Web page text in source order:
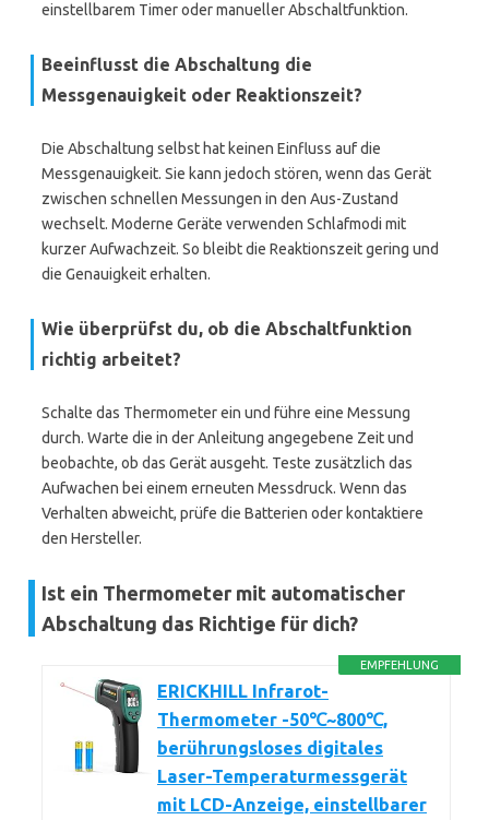
einstellbarem Timer oder manueller Abschaltfunktion.
Beeinflusst die Abschaltung die
Messgenauigkeit oder Reaktionszeit?
Die Abschaltung selbst hat keinen Einfluss auf die
Messgenauigkeit. Sie kann jedoch stören, wenn das Gerät
zwischen schnellen Messungen in den Aus-Zustand
wechselt. Moderne Geräte verwenden Schlafmodi mit
kurzer Aufwachzeit. So bleibt die Reaktionszeit gering und
die Genauigkeit erhalten.
Wie überprüfst du, ob die Abschaltfunktion
richtig arbeitet?
Schalte das Thermometer ein und führe eine Messung
durch. Warte die in der Anleitung angegebene Zeit und
beobachte, ob das Gerät ausgeht. Teste zusätzlich das
Aufwachen bei einem erneuten Messdruck. Wenn das
Verhalten abweicht, prüfe die Batterien oder kontaktiere
den Hersteller.
Ist ein Thermometer mit automatischer
Abschaltung das Richtige für dich?
EMPFEHLUNG
ERICKHILL Infrarot-
Thermometer -50℃~800℃,
berührungsloses digitales
Laser-Temperaturmessgerät
mit LCD-Anzeige, einstellbarer